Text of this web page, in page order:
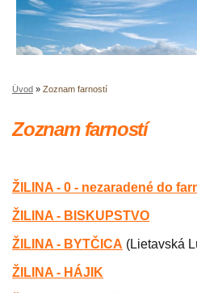
Úvod » Zoznam farností
Zoznam farností
ŽILINA - 0 - nezaradené do
ŽILINA - BISKUPSTVO
ŽILINA - BYTČICA (Lietavská
ŽILINA - HÁJIK